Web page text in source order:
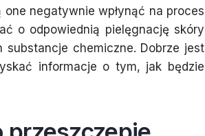
negatywnie wpłynąć na proces
o odpowiednią pielęgnację skóry
chemiczne. Dobrze jest
informacje o tym, jak będzie